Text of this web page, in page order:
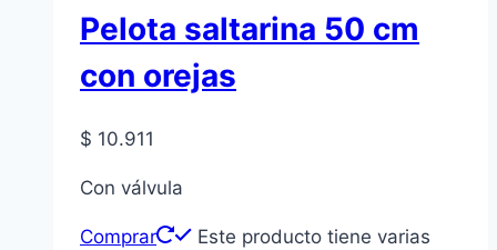
Pelota saltarina 50 cm
con orejas
$ 10.911
Con válvula
Comprar
Este producto tiene varias